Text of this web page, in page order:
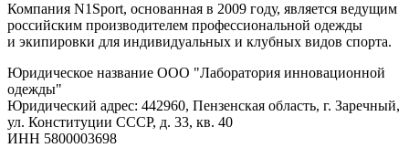
Компания N1Sport, основанная в 2009 году, является ведущим
российским производителем профессиональной одежды
и экипировки для индивидуальных и клубных видов спорта.
Юридическое название ООО "Лаборатория инновационной
одежды"
Юридический адрес: 442960, Пензенская область, г. Заречный,
ул. Конституции СССР, д. 33, кв. 40
ИНН 5800003698